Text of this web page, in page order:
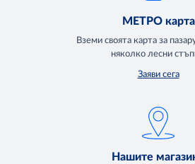
МЕТРО карта
Вземи своята карта за
няколко лесни
Заяви сега
Нашите